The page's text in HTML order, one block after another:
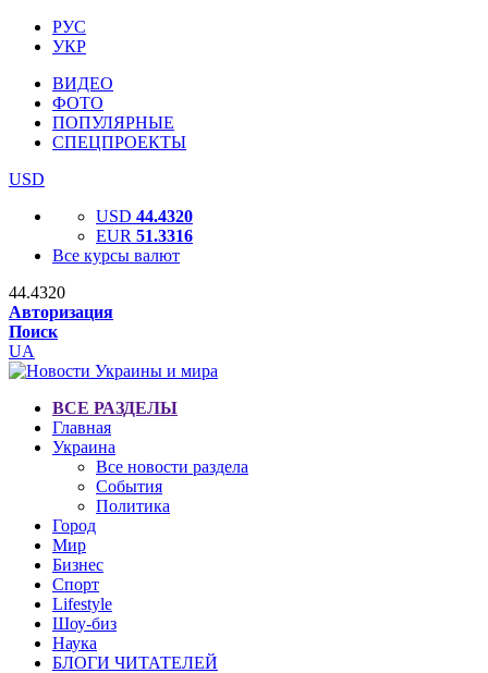
РУС
УКР
ВИДЕО
ФОТО
ПОПУЛЯРНЫЕ
СПЕЦПРОЕКТЫ
USD
USD 44.4320
EUR 51.3316
Все курсы валют
44.4320
Авторизация
Поиск
UA
ВСЕ РАЗДЕЛЫ
Главная
Украина
Все новости раздела
События
Политика
Город
Мир
Бизнес
Спорт
Lifestyle
Шоу-биз
Наука
БЛОГИ ЧИТАТЕЛЕЙ